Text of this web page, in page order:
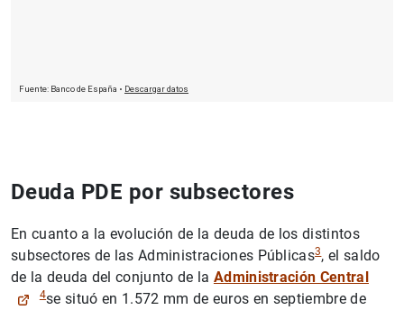
Deuda PDE por subsectores
En cuanto a la evolución de la deuda de los distintos
subsectores de las Administraciones Públicas3, el saldo
de la deuda del conjunto de la Administración Central
4se situó en 1.572 mm de euros en septiembre de